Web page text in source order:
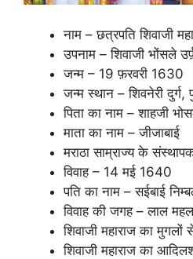
नाम – छत्रपति शिवाजी
उपनाम – शिवाजी भोंसले
जन्म – 19 फ़रवरी 1630
जन्म स्थान – शिवनेरी दुर्ग,
पिता का नाम – शाहजी
माता का नाम – जीजाबाई
मराठा साम्राज्य के
विवाह – 14 मई 1640
पति का नाम – सईबाई
विवाह की जगह – लाल
शिवाजी महाराज का मुगलों
शिवाजी महाराज का